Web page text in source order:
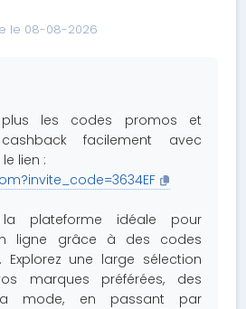
le 08-08-2026
plus les codes promos et
facilement avec
lien :
plateforme idéale pour
ligne grâce à des codes
Explorez une large sélection
marques préférées, des
mode, en passant par